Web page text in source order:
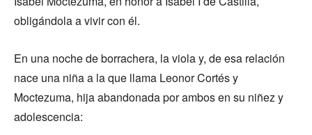
obligándola a vivir con él.
En una noche de borrachera, la viola y, de esa relación
nace una niña a la que llama Leonor Cortés y
Moctezuma, hija abandonada por ambos en su niñez y
adolescencia: